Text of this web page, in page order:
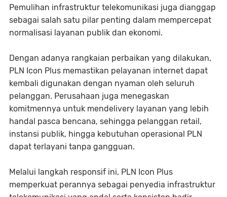
Pemulihan infrastruktur telekomunikasi juga dianggap
sebagai salah satu pilar penting dalam mempercepat
normalisasi layanan publik dan ekonomi.
Dengan adanya rangkaian perbaikan yang dilakukan,
PLN Icon Plus memastikan pelayanan internet dapat
kembali digunakan dengan nyaman oleh seluruh
pelanggan. Perusahaan juga menegaskan
komitmennya untuk mendelivery layanan yang lebih
handal pasca bencana, sehingga pelanggan retail,
instansi publik, hingga kebutuhan operasional PLN
dapat terlayani tanpa gangguan.
Melalui langkah responsif ini, PLN Icon Plus
memperkuat perannya sebagai penyedia infrastruktur